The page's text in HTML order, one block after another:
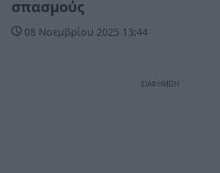
σπασμούς
08 Νοεμβρίου 2025 13:44